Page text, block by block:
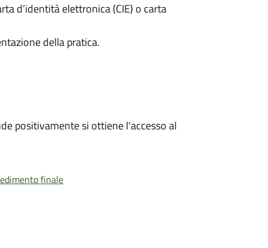
d’identità elettronica (CIE) o carta
della pratica.
positivamente si ottiene l'accesso al
finale